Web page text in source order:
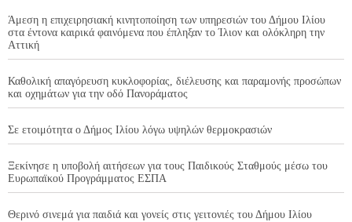
Άμεση η επιχειρησιακή κινητοποίηση των υπηρεσιών του Δήμου Ιλίου
στα έντονα καιρικά φαινόμενα που έπληξαν το Ίλιον και ολόκληρη την
Αττική
Καθολική απαγόρευση κυκλοφορίας, διέλευσης και παραμονής προσώπων
και οχημάτων για την οδό Πανοράματος
Σε ετοιμότητα ο Δήμος Ιλίου λόγω υψηλών θερμοκρασιών
Ξεκίνησε η υποβολή αιτήσεων για τους Παιδικούς Σταθμούς μέσω του
Ευρωπαϊκού Προγράμματος ΕΣΠΑ
Θερινό σινεμά για παιδιά και γονείς στις γειτονιές του Δήμου Ιλίου